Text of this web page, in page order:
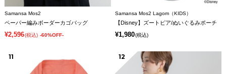
Samansa Mos2
ペーパー編みボーダーカゴバッグ
¥2,596(税込) -60%OFF-
Samansa Mos2 Lagom（KIDS）
【Disney】ズートピア/ぬいぐるみポーチ
¥1,980(税込)
11 12